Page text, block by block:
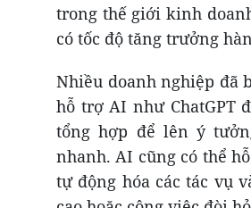
trong thế giới kinh
có tốc độ tăng trưởng
Nhiều doanh nghiệp đã
hỗ trợ AI như ChatGPT
tổng hợp để lên ý
nhanh. AI cũng có thể
tự động hóa các tác vụ